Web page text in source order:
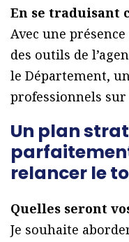
En se traduisant
Avec une
des outils de
le Département,
professionnels
Un plan
relancer le
Quelles seront
Je souhaite